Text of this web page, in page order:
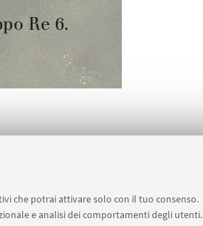
che potrai attivare solo con il tuo consenso.
e analisi dei comportamenti degli utenti.